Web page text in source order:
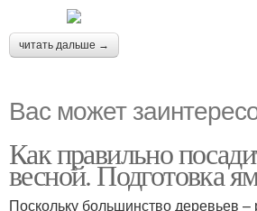
читать дальше →
Вас может
Как правильно
весной. Подготовка
Поскольку большинство деревьев –